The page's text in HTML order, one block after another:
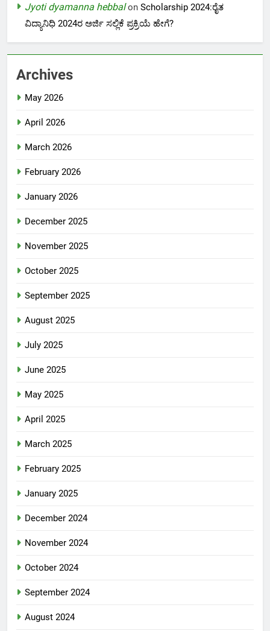
Jyoti dyamanna hebbalon Scholarship 2024:ರೈತ
ವಿದ್ಯಾನಿಧಿ 2024ರ ಅರ್ಜಿ ಸಲ್ಲಿಕೆ ಪ್ರಕ್ರಿಯೆ ಹೇಗೆ?
Archives
May 2026
April 2026
March 2026
February 2026
January 2026
December 2025
November 2025
October 2025
September 2025
August 2025
July 2025
June 2025
May 2025
April 2025
March 2025
February 2025
January 2025
December 2024
November 2024
October 2024
September 2024
August 2024